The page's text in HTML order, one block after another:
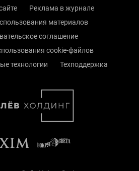
Реклама в журнале
материалов
соглашение
cookie-файлов
технологии
Техподдержка